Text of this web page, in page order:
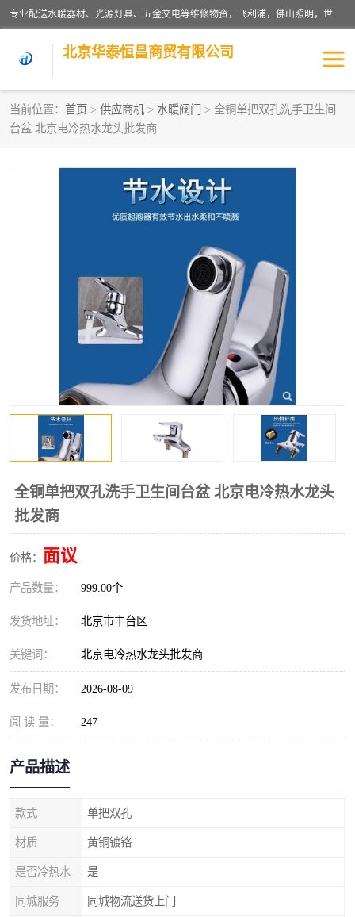
专业配送水暖器材、光源灯具、五金交电等维修物资，飞利浦，佛山照明，世达，博世，九牧，特陶等各产品涉及国内外知名品牌。公司专注与物业、学校、酒店、工厂等单位合作，提供一站式配送服务，降低客户综合成本。依托电子商务改变传统模式，以专业的团队为客户提供24H物资配送到达，货到月结、统一开票，便捷退换等服务，提高了企业的运营效率。
北京华泰恒昌商贸有限公司
当前位置： 首页 > 供应商机 > 水暖阀门
> 全铜单把双孔洗手卫生间
台盆 北京电冷热水龙头批发商
全铜单把双孔洗手卫生间台盆 北京电冷热水龙头
批发商
价格： 面议
产品数量： 999.00个
发货地址： 北京市丰台区
关键词： 北京电冷热水龙头批发商
发布日期： 2026-08-09
阅 读 量： 247
产品描述
款式 单把双孔
材质 黄铜镀铬
是否冷热水 是
同城服务 同城物流送货上门
水暖阀门
涂料辅材